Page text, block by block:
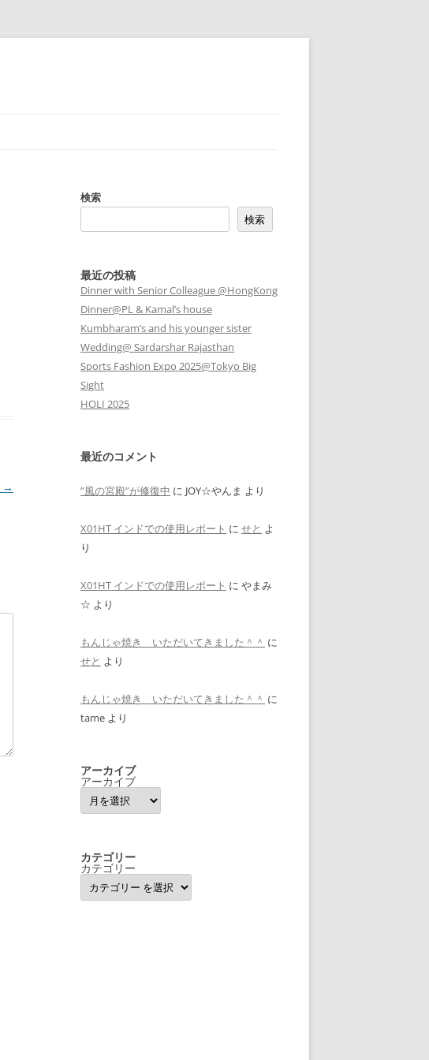
→
検索
検索
最近の投稿
Dinner with Senior Colleague @HongKong
Dinner@PL & Kamal’s house
Kumbharam’s and his younger sister
Wedding@ Sardarshar Rajasthan
Sports Fashion Expo 2025@Tokyo Big
Sight
HOLI 2025
最近のコメント
”風の宮殿”が修復中 に JOY☆やんま より
X01HT インドでの使用レポート に せと よ
り
X01HT インドでの使用レポート に やまみ
☆ より
もんじゃ焼き いただいてきました＾＾ に
せと より
もんじゃ焼き いただいてきました＾＾ に
tame より
アーカイブ
アーカイブ
カテゴリー
カテゴリー